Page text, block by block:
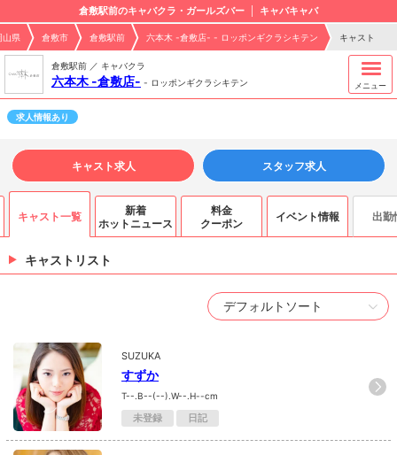
倉敷駅前のキャバクラ・ガールズバー キャバキャバ
山県 倉敷市 倉敷駅前 六本木 -倉敷店- - ロッポンギクラシキテン キャスト
倉敷駅前 ／ キャバクラ
六本木 -倉敷店- - ロッポンギクラシキテン メニュー
求人情報あり
キャスト求人 スタッフ求人
キャスト一覧
新着
ホットニュース
料金
クーポン
イベント情報 出勤
キャストリスト
SUZUKA
すずか
T--.B--(--).W--.H--cm
未登録 日記